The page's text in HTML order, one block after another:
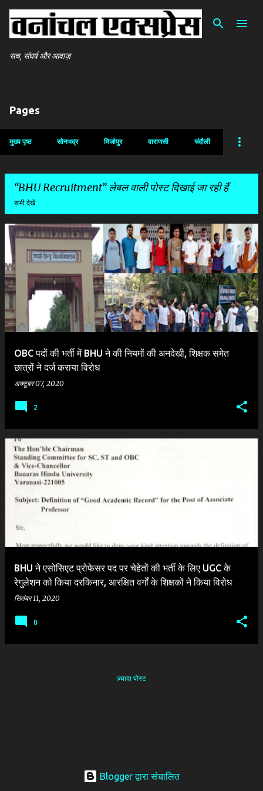
सीधे मुख्य सामग्री पर जाएं
सच, संघर्ष और आवाज़
Pages
मुख्य पृष्ठ सोनभद्र मिर्जापुर वाराणसी चंदौली
BHU Recruitment लेबल वाली पोस्ट दिखाई जा रही हैं
सभी देखें
दे
श
OBC पदों की भर्ती में BHU ने की नियमों की अनदेखी, शिक्षक समेत
छात्रों ने दर्ज कराया विरोध
अक्टूबर 07, 2020
2
BHU ने एसोसिएट प्रोफेसर पद पर चेहेतों की भर्ती के लिए UGC के
रेगुलेशन को किया दरकिनार, आरक्षित वर्गों के शिक्षकों ने किया विरोध
सितंबर 11, 2020
0
ज़्यादा पोस्ट
Blogger द्वारा संचालित